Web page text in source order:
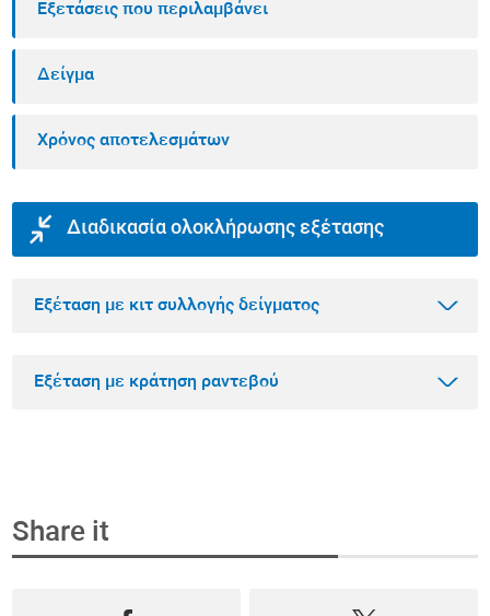
Εξετάσεις που περιλαμβάνει
Δείγμα
Χρόνος αποτελεσμάτων
Διαδικασία ολοκλήρωσης εξέτασης
Εξέταση με κιτ συλλογής δείγματος
Επιλέξτε την εξέταση που θέλετε να κάνετε
Εξέταση με κράτηση ραντεβού
Βήμα 1
Share it